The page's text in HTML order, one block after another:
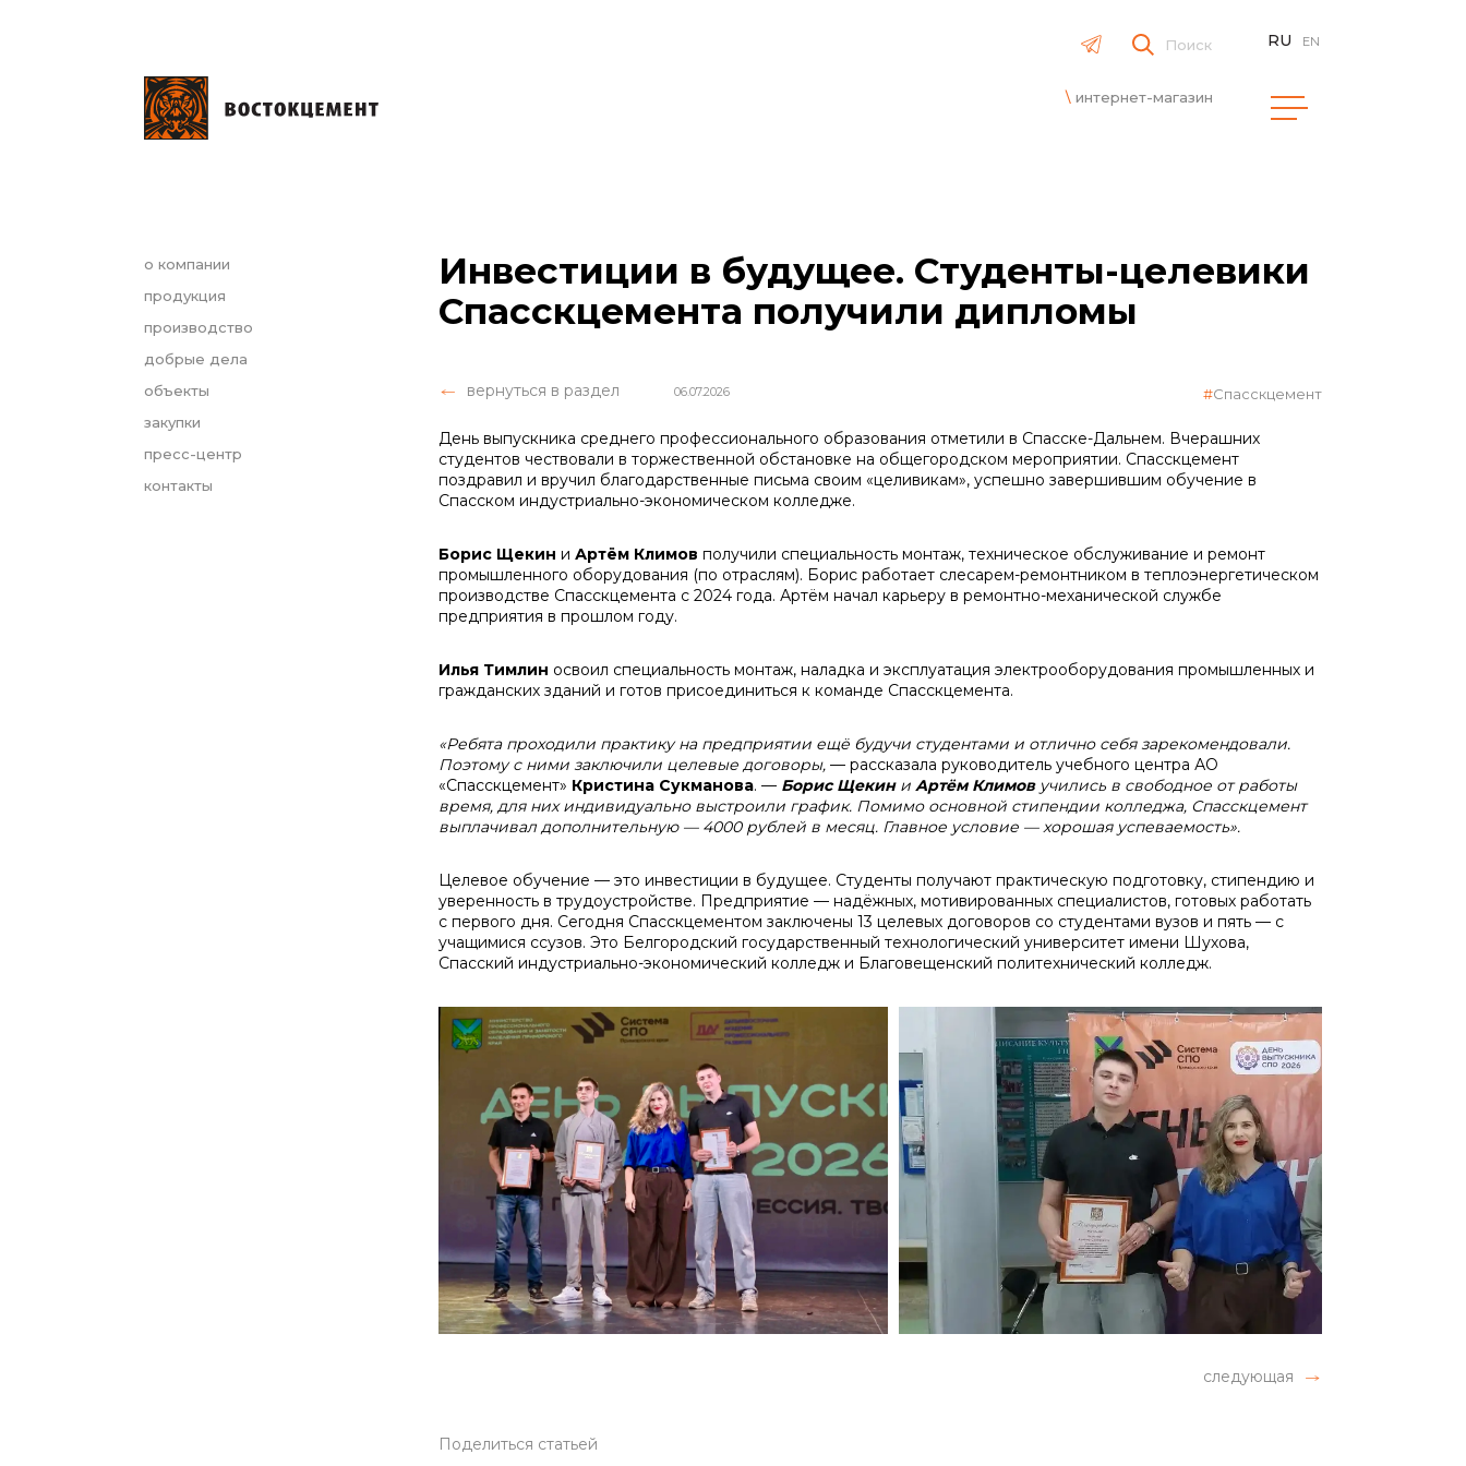
Поиск
интернет-магазин
RU EN
о компании
продукция
производство
добрые дела
объекты
закупки
пресс-центр
контакты
Инвестиции в будущее. Студенты-целевики
Спасскцемента получили дипломы
вернуться в раздел 06.07.2026 Спасскцемент
День выпускника среднего профессионального образования отметили в Спасске-Дальнем. Вчерашних
студентов чествовали в торжественной обстановке на общегородском мероприятии. Спасскцемент
поздравил и вручил благодарственные письма своим «целивикам», успешно завершившим обучение в
Спасском индустриально-экономическом колледже.
Борис Щекин и Артём Климов получили специальность монтаж, техническое обслуживание и ремонт
промышленного оборудования (по отраслям). Борис работает слесарем-ремонтником в теплоэнергетическом
производстве Спасскцемента с 2024 года. Артём начал карьеру в ремонтно-механической службе
предприятия в прошлом году.
Илья Тимлин освоил специальность монтаж, наладка и эксплуатация электрооборудования промышленных и
гражданских зданий и готов присоединиться к команде Спасскцемента.
«Ребята проходили практику на предприятии ещё будучи студентами и отлично себя зарекомендовали.
Поэтому с ними заключили целевые договоры, — рассказала руководитель учебного центра АО
«Спасскцемент» Кристина Сукманова. — Борис Щекини Артём Климовучились в свободное от работы
время, для них индивидуально выстроили график. Помимо основной стипендии колледжа, Спасскцемент
выплачивал дополнительную — 4000 рублей в месяц. Главное условие — хорошая успеваемость».
Целевое обучение — это инвестиции в будущее. Студенты получают практическую подготовку, стипендию и
уверенность в трудоустройстве. Предприятие — надёжных, мотивированных специалистов, готовых работать
с первого дня. Сегодня Спасскцементом заключены 13 целевых договоров со студентами вузов и пять — с
учащимися ссузов. Это Белгородский государственный технологический университет имени Шухова,
Спасский индустриально-экономический колледж и Благовещенский политехнический колледж.
следующая
Поделиться статьей